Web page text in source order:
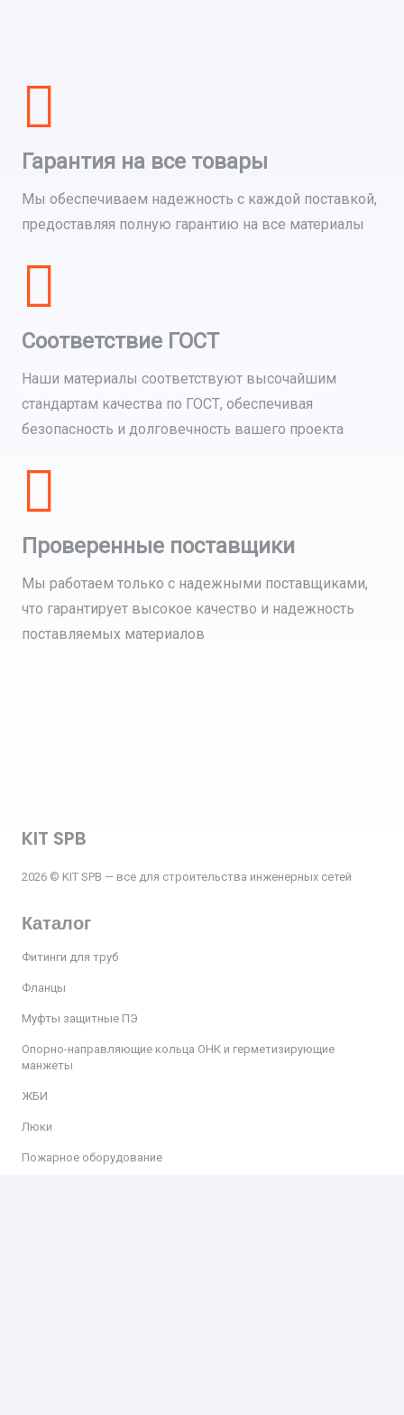
Гарантия на все товары
Мы обеспечиваем надежность с каждой поставкой,
предоставляя полную гарантию на все материалы
Соответствие ГОСТ
Наши материалы соответствуют высочайшим
стандартам качества по ГОСТ, обеспечивая
безопасность и долговечность вашего проекта
Проверенные поставщики
Мы работаем только с надежными поставщиками,
что гарантирует высокое качество и надежность
поставляемых материалов
KIT SPB
2026 © KIT SPB — все для строительства инженерных сетей
Каталог
Фитинги для труб
Фланцы
Муфты защитные ПЭ
Опорно-направляющие кольца ОНК и герметизирующие
манжеты
ЖБИ
Люки
Пожарное оборудование